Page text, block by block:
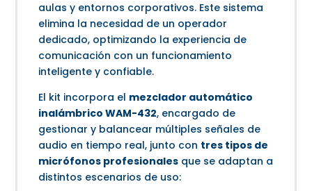
aulas y entornos corporativos. Este sistema
elimina la necesidad de un operador
dedicado, optimizando la experiencia de
comunicación con un funcionamiento
inteligente y confiable.
El kit incorpora el mezclador automático
inalámbrico WAM-432, encargado de
gestionar y balancear múltiples señales de
audio en tiempo real, junto con tres tipos de
micrófonos profesionales que se adaptan a
distintos escenarios de uso: